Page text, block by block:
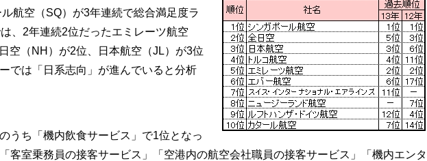
航空（SQ）が3年連続で総合満足度ラ
、2年連続2位だったエミレーツ航空
空（NH）が2位、日本航空（JL）が3位
では「日系志向」が進んでいると分析
うち「機内飲食サービス」で1位となっ
客室乗務員の接客サービス」「空港内の航空会社職員の接客サービス」「機内エンタ